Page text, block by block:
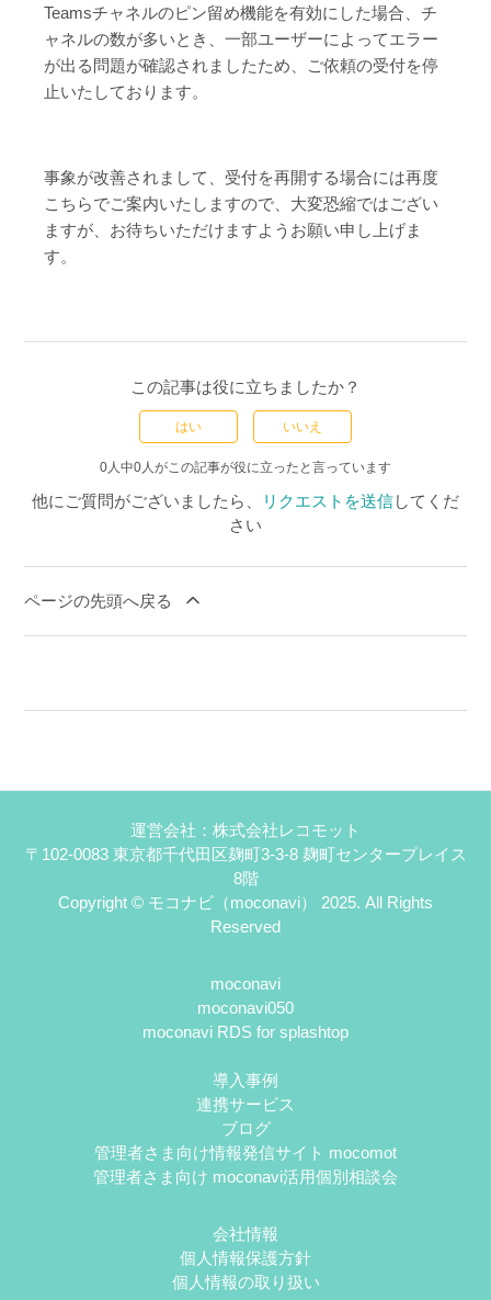
Teamsチャネルのピン留め機能を有効にした場合、チ
ャネルの数が多いとき、一部ユーザーによってエラー
が出る問題が確認されましたため、ご依頼の受付を停
止いたしております。
事象が改善されまして、受付を再開する場合には再度
こちらでご案内いたしますので、大変恐縮ではござい
ますが、お待ちいただけますようお願い申し上げま
す。
この記事は役に立ちましたか？
はい いいえ
0人中0人がこの記事が役に立ったと言っています
他にご質問がございましたら、 リクエストを送信してくだ
さい
ページの先頭へ戻る
運営会社：株式会社レコモット
〒102-0083 東京都千代田区麹町3-3-8 麹町センタープレイス
8階
Copyright © モコナビ（moconavi） 2025. All Rights
Reserved
moconavi
moconavi050
moconavi RDS for splashtop
導入事例
連携サービス
ブログ
管理者さま向け情報発信サイト mocomot
管理者さま向け moconavi活用個別相談会
会社情報
個人情報保護方針
個人情報の取り扱い